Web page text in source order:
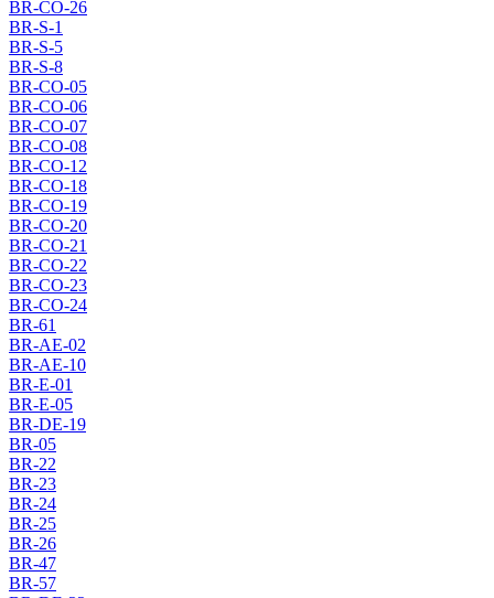
BR-CO-26
BR-S-1
BR-S-5
BR-S-8
BR-CO-05
BR-CO-06
BR-CO-07
BR-CO-08
BR-CO-12
BR-CO-18
BR-CO-19
BR-CO-20
BR-CO-21
BR-CO-22
BR-CO-23
BR-CO-24
BR-61
BR-AE-02
BR-AE-10
BR-E-01
BR-E-05
BR-DE-19
BR-05
BR-22
BR-23
BR-24
BR-25
BR-26
BR-47
BR-57